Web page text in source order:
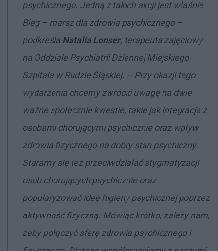
psychicznego. Jedną z takich akcji jest właśnie
Bieg – marsz dla zdrowia psychicznego –
podkreśla Natalia Lonser, terapeuta zajęciowy
na Oddziale Psychiatrii Dziennej Miejskiego
Szpitala w Rudzie Śląskiej. – Przy okazji tego
wydarzenia chcemy zwrócić uwagę na dwie
ważne społecznie kwestie, takie jak integracja z
osobami chorującymi psychicznie oraz wpływ
zdrowia fizycznego na dobry stan psychiczny.
Staramy się też przeciwdziałać stygmatyzacji
osób chorujących psychicznie oraz
popularyzować ideę higieny psychicznej poprzez
aktywność fizyczną. Mówiąc krótko, zależy nam,
żeby połączyć sferę zdrowia psychicznego i